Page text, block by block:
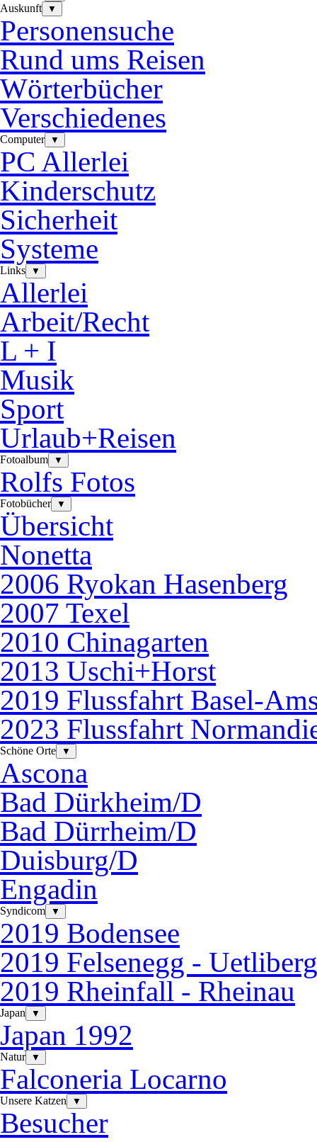
Auskunft ▼
Personensuche
Rund ums Reisen
Wörterbücher
Verschiedenes
Computer ▼
PC Allerlei
Kinderschutz
Sicherheit
Systeme
Links ▼
Allerlei
Arbeit/Recht
L + I
Musik
Sport
Urlaub+Reisen
Fotoalbum ▼
Rolfs Fotos
Fotobücher ▼
Übersicht
Nonetta
2006 Ryokan Hasenberg
2007 Texel
2010 Chinagarten
2013 Uschi+Horst
2019 Flussfahrt Basel-
2023 Flussfahrt
Schöne Orte ▼
Ascona
Bad Dürkheim/D
Bad Dürrheim/D
Duisburg/D
Engadin
Syndicom ▼
2019 Bodensee
2019 Felsenegg - Uetliberg
2019 Rheinfall - Rheinau
Japan ▼
Japan 1992
Natur ▼
Falconeria Locarno
Unsere Katzen ▼
Besucher